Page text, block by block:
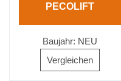
PECOLIFT
Baujahr: NEU
Vergleichen